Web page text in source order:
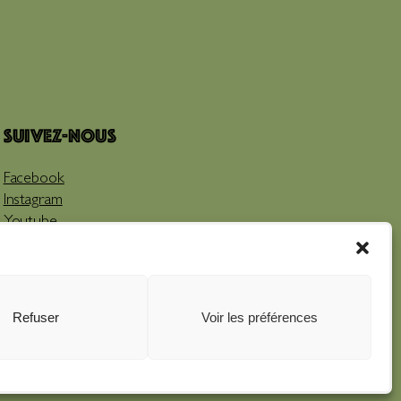
Refuser Voir les préférences
Suivez-nous
Facebook
Instagram
Youtube